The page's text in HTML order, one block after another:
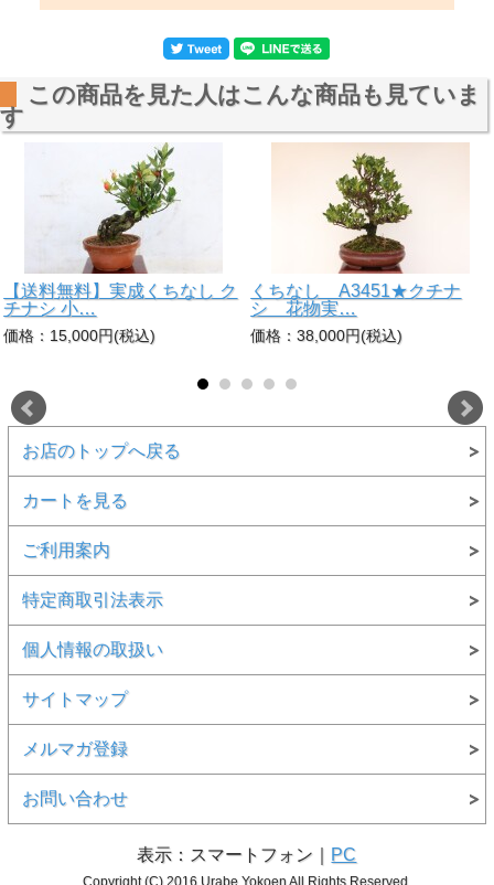
この商品を見た人はこんな商品も見ていま
す
【送料無料】実成くちなし ク
チナシ 小…
価格：15,000円(税込)
くちなし A3451★クチナ
シ 花物実…
価格：38,000円(税込)
お店のトップへ戻る
カートを見る
ご利用案内
特定商取引法表示
個人情報の取扱い
サイトマップ
メルマガ登録
お問い合わせ
表示：スマートフォン｜ PC